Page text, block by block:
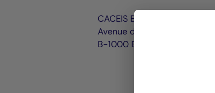
CACEIS Belgium S.A.
Avenue du Port 86C, boite
B-1000 Bruxelles